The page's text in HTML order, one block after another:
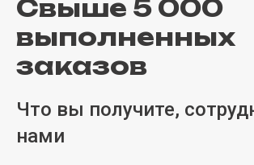
Свыше 5 000
выполненных
заказов
Что вы получите,
нами